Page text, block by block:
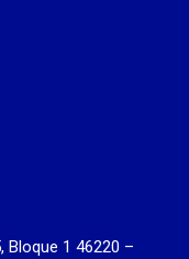
Bloque 1 46220 –